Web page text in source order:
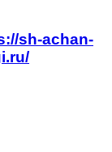
sh-achan-